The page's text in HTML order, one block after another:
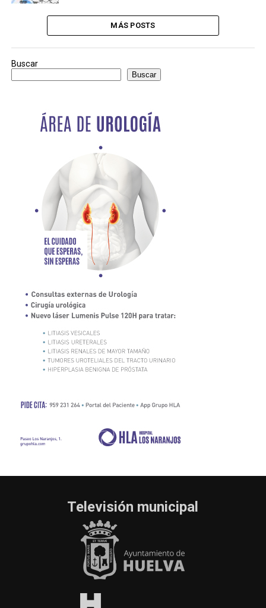
MÁS POSTS
Buscar
Buscar
Televisión municipal